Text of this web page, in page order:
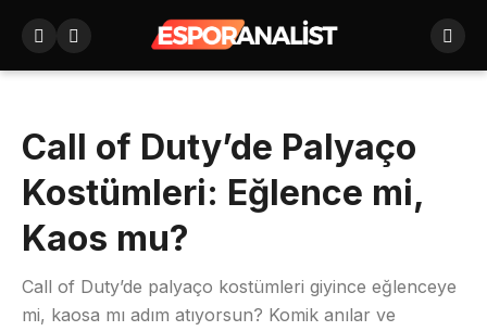
Call of Duty’de Palyaço
Kostümleri: Eğlence mi,
Kaos mu?
Call of Duty’de palyaço kostümleri giyince eğlenceye
mi, kaosa mı adım atıyorsun? Komik anılar ve